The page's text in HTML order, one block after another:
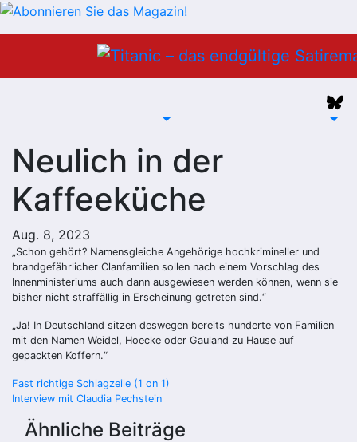
Neulich in der
Kaffeeküche
Aug. 8, 2023
„Schon gehört? Namensgleiche Angehörige hochkrimineller und
brandgefährlicher Clanfamilien sollen nach einem Vorschlag des
Innenministeriums auch dann ausgewiesen werden können, wenn sie
bisher nicht straffällig in Erscheinung getreten sind.“
„Ja! In Deutschland sitzen deswegen bereits hunderte von Familien
mit den Namen Weidel, Hoecke oder Gauland zu Hause auf
gepackten Koffern.“
Beitragsnavigation
Fast richtige Schlagzeile (1 on 1)
Interview mit Claudia Pechstein
Ähnliche Beiträge